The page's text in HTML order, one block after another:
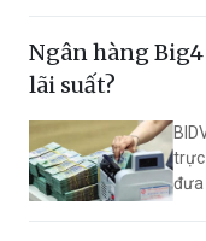
với
Ngân hàng Big4
lãi suất?
trực
đưa